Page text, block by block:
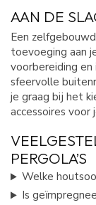
AAN DE
Een
toevoeging aan
voorbereiding en
sfeervolle
je graag bij het
accessoires
PERGOLA’S
Welke
Is